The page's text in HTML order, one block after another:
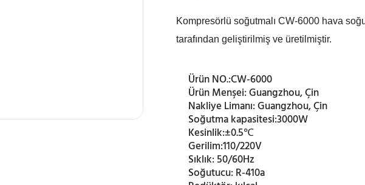
Kompresörlü soğutmalı CW-6000 hava
tarafından geliştirilmiş ve üretilmiştir.
Ürün NO.:CW-6000
Ürün Menşei:Guangzhou, Çin
Nakliye Limanı:Guangzhou, Çin
Soğutma kapasitesi:3000W
Kesinlik:±0.5℃
Gerilim:110/220V
Sıklık:50/60Hz
Soğutucu:R-410a